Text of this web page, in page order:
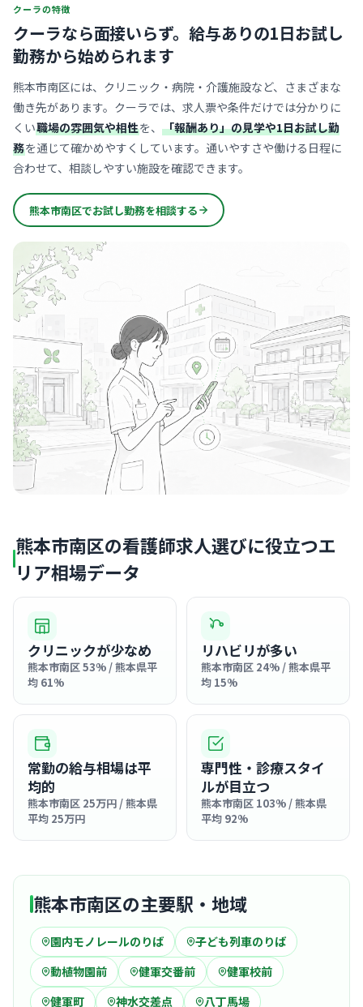
クーラの特徴
クーラなら面接いらず。 給与ありの1日お試し
勤務から始められます
熊本市南区には、クリニック・病院・介護施設など、さまざまな
働き先があります。クーラでは、求人票や条件だけでは分かりに
くい職場の雰囲気や相性を、 「報酬あり」の見学や1日お試し勤
務を通じて確かめやすくしています。通いやすさや働ける日程に
合わせて、相談しやすい施設を確認できます。
熊本市南区でお試し勤務を相談する
熊本市南区の看護師求人選びに役立つエ
リア相場データ
クリニックが少なめ
熊本市南区 53% / 熊本県平
均 61%
リハビリが多い
熊本市南区 24% / 熊本県平
均 15%
常勤の給与相場は平
均的
熊本市南区 25万円 / 熊本県
平均 25万円
専門性・診療スタイ
ルが目立つ
熊本市南区 103% / 熊本県
平均 92%
熊本市南区の主要駅・地域
園内モノレールのりば
子ども列車のりば
動植物園前
健軍交番前
健軍校前
健軍町
神水交差点 八丁馬場